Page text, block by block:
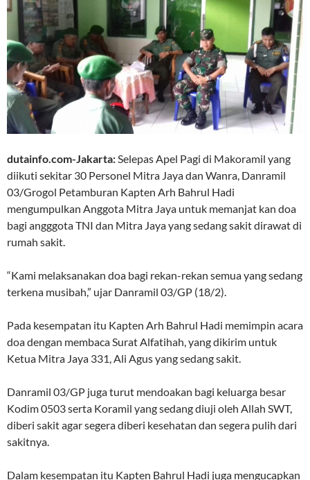
dutainfo.com-Jakarta:Selepas Apel Pagi di Makoramil yang
diikuti sekitar 30 Personel Mitra Jaya dan Wanra, Danramil
03/Grogol Petamburan Kapten Arh Bahrul Hadi
mengumpulkan Anggota Mitra Jaya untuk memanjat kan doa
bagi angggota TNI dan Mitra Jaya yang sedang sakit dirawat di
rumah sakit.
“Kami melaksanakan doa bagi rekan-rekan semua yang sedang
terkena musibah,” ujar Danramil 03/GP (18/2).
Pada kesempatan itu Kapten Arh Bahrul Hadi memimpin acara
doa dengan membaca Surat Alfatihah, yang dikirim untuk
Ketua Mitra Jaya 331, Ali Agus yang sedang sakit.
Danramil 03/GP juga turut mendoakan bagi keluarga besar
Kodim 0503 serta Koramil yang sedang diuji oleh Allah SWT,
diberi sakit agar segera diberi kesehatan dan segera pulih dari
sakitnya.
Dalam kesempatan itu Kapten Bahrul Hadi juga mengucapkan